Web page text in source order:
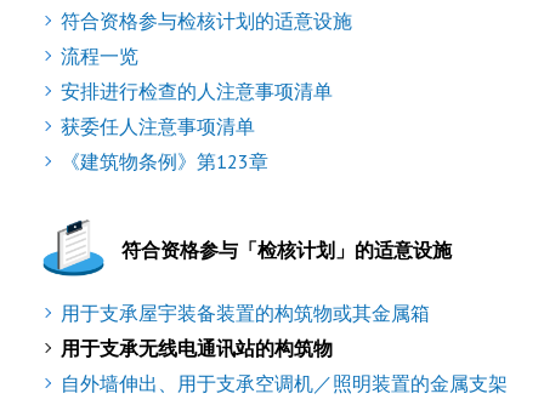
符合资格参与检核计划的适意设施
流程一览
安排进行检查的人注意事项清单
获委任人注意事项清单
《建筑物条例》第123章
符合资格参与「检核计划」的适意设施
用于支承屋宇装备装置的构筑物或其金属箱
用于支承无线电通讯站的构筑物
自外墙伸出、用于支承空调机／照明装置的金属支架